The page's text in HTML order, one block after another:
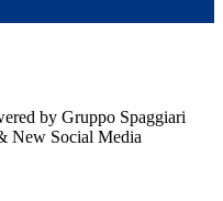
by Gruppo Spaggiari
New Social Media